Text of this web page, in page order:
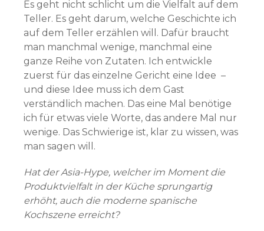
Es geht nicht schlicht um die Vielfalt auf dem
Teller. Es geht darum, welche Geschichte ich
auf dem Teller erzählen will. Dafür braucht
man manchmal wenige, manchmal eine
ganze Reihe von Zutaten. Ich entwickle
zuerst für das einzelne Gericht eine Idee –
und diese Idee muss ich dem Gast
verständlich machen. Das eine Mal benötige
ich für etwas viele Worte, das andere Mal nur
wenige. Das Schwierige ist, klar zu wissen, was
man sagen will.
Hat der Asia-Hype, welcher im Moment die
Produktvielfalt in der Küche sprungartig
erhöht, auch die moderne spanische
Kochszene erreicht?